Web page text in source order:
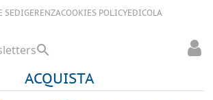
SEDIGERENZACOOKIES POLICYEDICOLA
ACQUISTA